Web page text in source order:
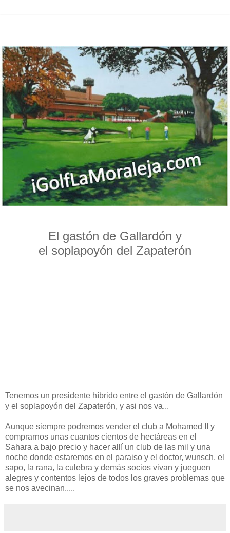
El gastón de Gallardón y
el soplapoyón del Zapaterón
Tenemos un presidente híbrido entre el gastón de Gallardón
y el soplapoyón del Zapaterón, y asi nos va...
Aunque siempre podremos vender el club a Mohamed II y
comprarnos unas cuantos cientos de hectáreas en el
Sahara a bajo precio y hacer allí un club de las mil y una
noche donde estaremos en el paraiso y el doctor, wunsch, el
sapo, la rana, la culebra y demás socios vivan y jueguen
alegres y contentos lejos de todos los graves problemas que
se nos avecinan.....